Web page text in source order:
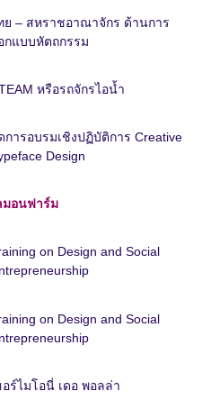
ย – สหราชอาณาจักร ด้านการ
กแบบหัตถกรรม
หรือรถจักรไอน้ำ
การอบรมเชิงปฏิบัติการ Creative
Design
มอนฟาร์ม
on Design and Social
on Design and Social
อร์ไมโอนี่ เดอ พอลล่า